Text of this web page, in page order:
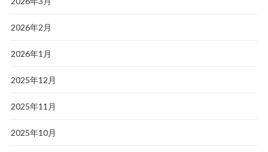
2026年2月
2026年1月
2025年12月
2025年11月
2025年10月